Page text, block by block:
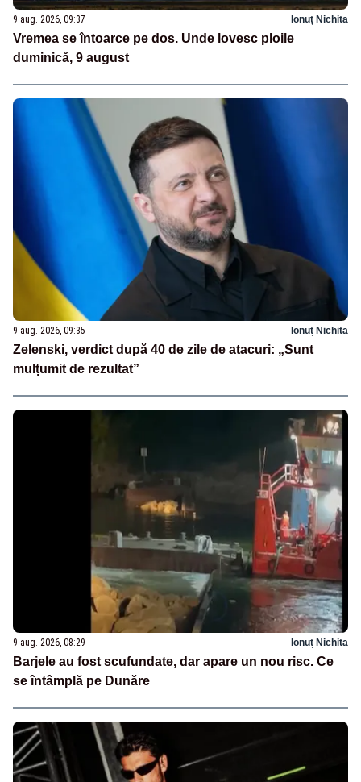
9 aug. 2026, 09:37 Ionuț Nichita
Vremea se întoarce pe dos. Unde lovesc ploile
duminică, 9 august
9 aug. 2026, 09:35 Ionuț Nichita
Zelenski, verdict după 40 de zile de atacuri: „Sunt
mulțumit de rezultat”
9 aug. 2026, 08:29 Ionuț Nichita
Barjele au fost scufundate, dar apare un nou risc. Ce
se întâmplă pe Dunăre